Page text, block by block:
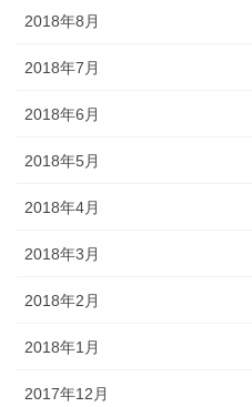
2018年8月
2018年7月
2018年6月
2018年5月
2018年4月
2018年3月
2018年2月
2018年1月
2017年12月